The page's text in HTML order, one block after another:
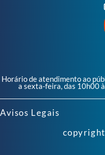
Horário de atendimento ao
a sexta-feira, das 10h00
Avisos Legais
copyright